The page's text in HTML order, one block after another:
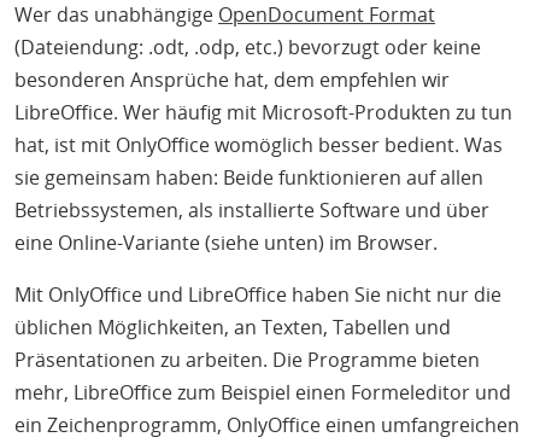
Wer das unabhängige OpenDocument Format
(Dateiendung: .odt, .odp, etc.) bevorzugt oder keine
besonderen Ansprüche hat, dem empfehlen wir
LibreOffice. Wer häufig mit Microsoft-Produkten zu tun
hat, ist mit OnlyOffice womöglich besser bedient. Was
sie gemeinsam haben: Beide funktionieren auf allen
Betriebssystemen, als installierte Software und über
eine Online-Variante (siehe unten) im Browser.
Mit OnlyOffice und LibreOffice haben Sie nicht nur die
üblichen Möglichkeiten, an Texten, Tabellen und
Präsentationen zu arbeiten. Die Programme bieten
mehr, LibreOffice zum Beispiel einen Formeleditor und
ein Zeichenprogramm, OnlyOffice einen umfangreichen